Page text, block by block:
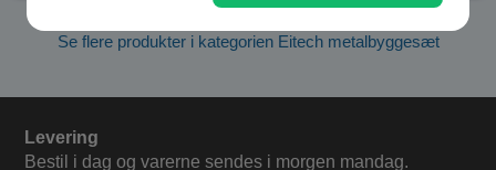
Se flere produkter i kategorien Eitech metalbyggesæt
Levering
Bestil i dag og varerne sendes i morgen mandag.